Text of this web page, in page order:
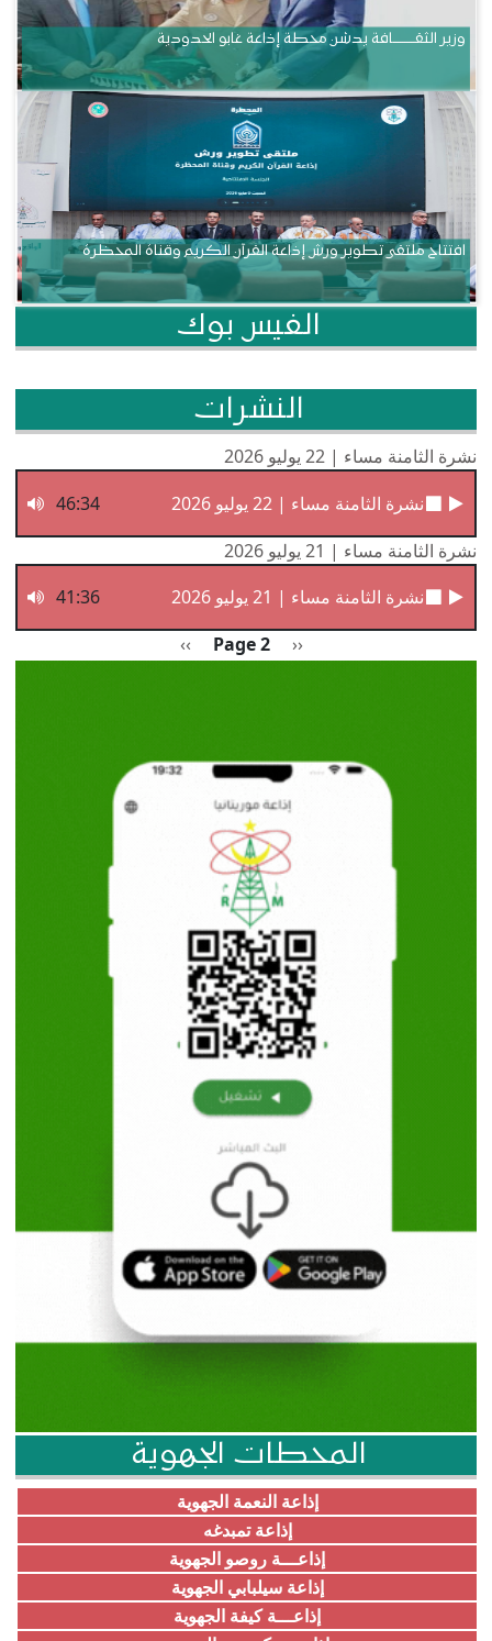
وزير الثقــــــــــافة يدشن محطة إذاعة غابو الحدودية
افتتاح ملتقى تطوير ورش إذاعة القرآن الكريم وقناة المحظرة
الفيس بوك
النشرات
نشرة الثامنة مساء | 22 يوليو 2026
نشرة الثامنة مساء | 22 يوليو 2026
46:34
نشرة الثامنة مساء | 21 يوليو 2026
نشرة الثامنة مساء | 21 يوليو 2026
41:36
Previous page
‹‹
Page 2 الصفحة التالية
››
المحطات الجهوية
إذاعة النعمة الجهوية
إذاعة تمبدغه
إذاعـــة روصو الجهوية
إذاعة سيلبابي الجهوية
إذاعـــة كيفة الجهوية